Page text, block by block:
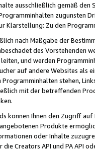
ausschließlich gemäß
zugunsten
Klarstellung: Zu den
nach Maßgabe der
des Vorstehenden
und werden
auf andere Websites als
stehen,
mit der betreffenden
können Ihnen den Zugriff
Produkte
oder Inhalte
Creators API und PA API